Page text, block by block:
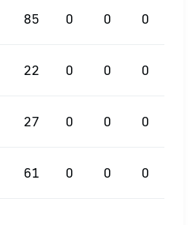
85 0 0 0
22 0 0 0
27 0 0 0
61 0 0 0